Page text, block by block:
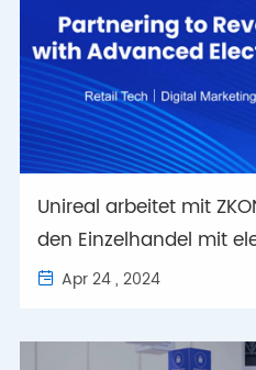
Unireal arbeitet mit
den Einzelhandel mit
etiketten zu
 Apr 24 , 2024